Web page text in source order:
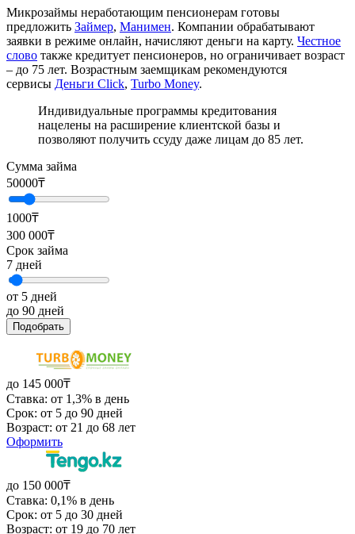
Микрозаймы неработающим пенсионерам готовы
предложить Займер, Манимен. Компании обрабатывают
заявки в режиме онлайн, начисляют деньги на карту. Честное
слово также кредитует пенсионеров, но ограничивает возраст
– до 75 лет. Возрастным заемщикам рекомендуются
сервисы Деньги Click, Turbo Money.
Индивидуальные программы кредитования
нацелены на расширение клиентской базы и
позволяют получить ссуду даже лицам до 85 лет.
Сумма займа
50000₸
1000₸
300 000₸
Срок займа
7 дней
от 5 дней
до 90 дней
Подобрать
до 145 000₸
Ставка: от 1,3% в день
Срок: от 5 до 90 дней
Возраст: от 21 до 68 лет
Оформить
до 150 000₸
Ставка: 0,1% в день
Срок: от 5 до 30 дней
Возраст: от 19 до 70 лет